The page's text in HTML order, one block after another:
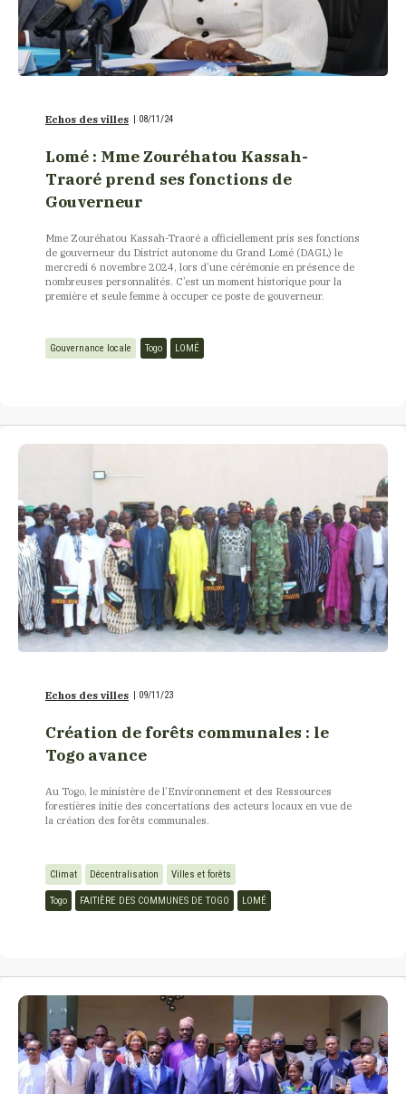
Echos des villes | 08/11/24
Lomé : Mme Zouréhatou Kassah-
Traoré prend ses fonctions de
Gouverneur
Mme Zouréhatou Kassah-Traoré a officiellement pris ses fonctions
de gouverneur du District autonome du Grand Lomé (DAGL) le
mercredi 6 novembre 2024, lors d’une cérémonie en présence de
nombreuses personnalités. C’est un moment historique pour la
première et seule femme à occuper ce poste de gouverneur.
Gouvernance locale Togo LOMÉ
Echos des villes | 09/11/23
Création de forêts communales : le
Togo avance
Au Togo, le ministère de l’Environnement et des Ressources
forestières initie des concertations des acteurs locaux en vue de
la création des forêts communales.
Climat Décentralisation Villes et forêts
Togo FAITIÈRE DES COMMUNES DE TOGO LOMÉ